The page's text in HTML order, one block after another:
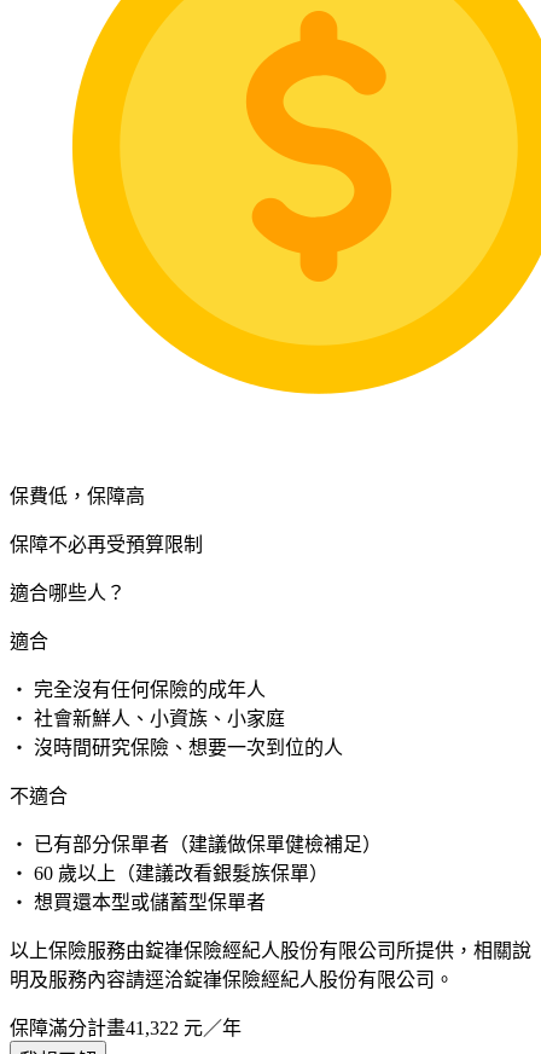
保費低，保障高
保障不必再受預算限制
適合哪些人？
適合
・ 完全沒有任何保險的成年人
・ 社會新鮮人、小資族、小家庭
・ 沒時間研究保險、想要一次到位的人
不適合
・ 已有部分保單者（建議做保單健檢補足）
・ 60 歲以上（建議改看銀髮族保單）
・ 想買還本型或儲蓄型保單者
以上保險服務由錠嵂保險經紀人股份有限公司所提供，相關說
明及服務內容請逕洽錠嵂保險經紀人股份有限公司。
保障滿分計畫41,322 元／年